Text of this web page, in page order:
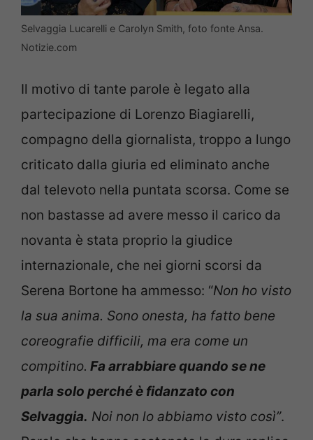
Selvaggia Lucarelli e Carolyn Smith, foto fonte Ansa.
Notizie.com
Il motivo di tante parole è legato alla
partecipazione di Lorenzo Biagiarelli,
compagno della giornalista, troppo a lungo
criticato dalla giuria ed eliminato anche
dal televoto nella puntata scorsa. Come se
non bastasse ad avere messo il carico da
novanta è stata proprio la giudice
internazionale, che nei giorni scorsi da
Serena Bortone ha ammesso: “Non ho visto
la sua anima. Sono onesta, ha fatto bene
coreografie difficili, ma era come un
compitino. Fa arrabbiare quando se ne
parla solo perché è fidanzato con
Selvaggia. Noi non lo abbiamo visto così”.